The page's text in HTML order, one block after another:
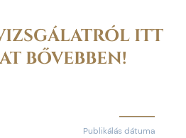
ITT
BŐVEBBEN!
Publikálás dátuma